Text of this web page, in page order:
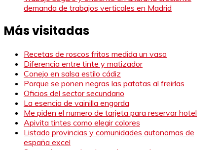
demanda de trabajos verticales en Madrid
Más visitadas
Recetas de roscos fritos medida un vaso
Diferencia entre tinte y matizador
Conejo en salsa estilo cádiz
Porque se ponen negras las patatas al freirlas
Oficios del sector secundario
La esencia de vainilla engorda
Me piden el numero de tarjeta para reservar hotel
Apivita tintes como elegir colores
Listado provincias y comunidades autonomas de
españa excel